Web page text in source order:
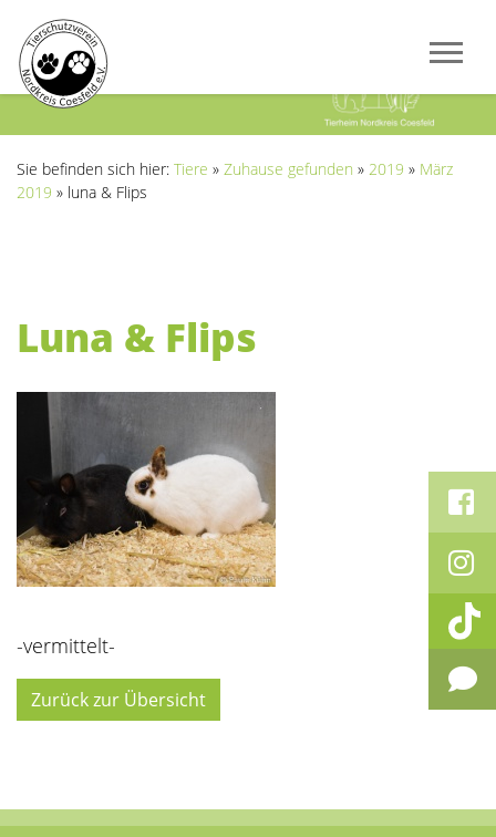
Sie befinden sich hier: Tiere » Zuhause gefunden » 2019 » März
2019 » luna & Flips
Luna & Flips
-vermittelt-
Zurück zur Übersicht